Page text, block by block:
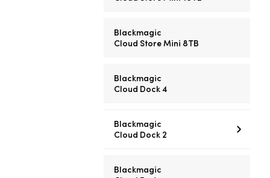
Blackmagic
Cloud Store Mini 8TB
Blackmagic
Cloud Dock 4
Blackmagic
Cloud Dock 2
Blackmagic